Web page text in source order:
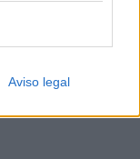
Aviso legal